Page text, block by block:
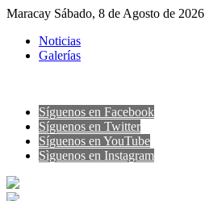
Maracay Sábado, 8 de Agosto de 2026
Noticias
Galerías
Síguenos en Facebook
Síguenos en Twitter
Síguenos en YouTube
Sìguenos en Instagram